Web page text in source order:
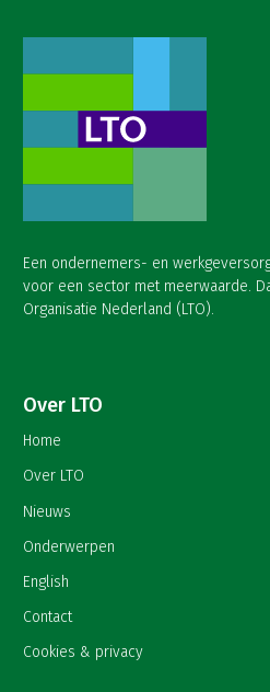
Een ondernemers- en
voor een sector met meerwaarde.
Organisatie Nederland (LTO).
Over LTO
Home
Over LTO
Nieuws
Onderwerpen
English
Contact
Cookies & privacy